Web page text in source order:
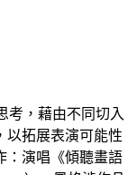
考，藉由不同切入
以拓展表演可能性
：演唱《傾聽畫語